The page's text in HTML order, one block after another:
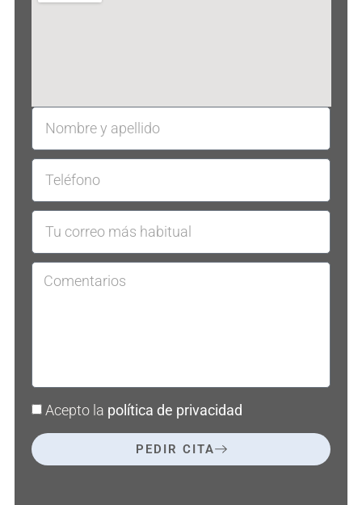
Acepto la política de privacidad
PEDIR CITA